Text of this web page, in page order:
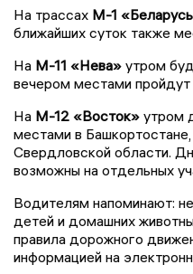
На трассах М-1
ближайших суток также
На М-11 «Нева» утром
вечером местами
На М-12 «Восток» утром
местами в
Свердловской области.
возможны на отдельных
Водителям напоминают:
детей и домашних
правила дорожного
информацией на